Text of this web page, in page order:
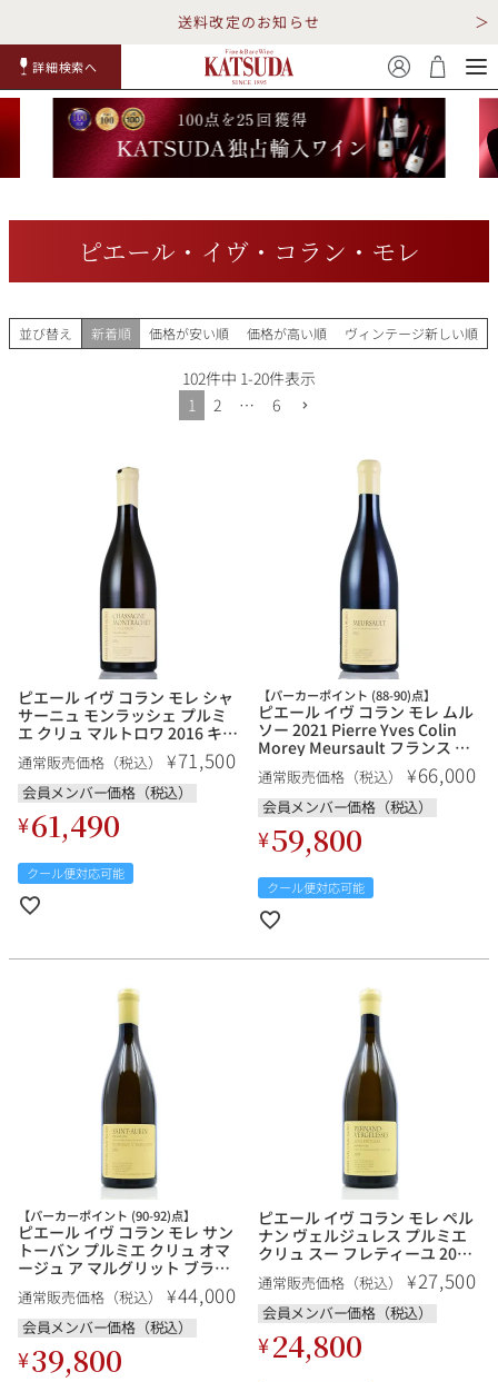
送料改定のお知らせ
詳細検索へ
白ワイ
ン ング ン
RP100
点
TOP 詳細検索する
勝田商店について
銘柄から探す
DRC ルロワ
サロン ルイ・ロデレール
オーパス・ワン
スクリーミング・
イーグル
生産地から探す
フランス ブルゴーニュ
ボルドー シャンパーニュ
ローヌ その他
その他
イタリア
チリ
種類で探す
赤ワイン
ロゼワイン
ワインセット
価格帯から探す
〜9,999円
10,000円〜39,999円
40,000円〜79,999円
お得な情報を受け取る
メルマガ LINE
ピエール・イヴ・コラン・モレ
並び替え 新着順 価格が安い順 価格が高い順 ヴィンテージ新しい順
102件中 1-20件表示
1
2 … 6
ピエール イヴ コラン モレ シャ
サーニュ モンラッシェ プルミ
エ クリュ マルトロワ 2016 キャ
ップシール不良 Pierre Yves
Colin Morey Chassagne
Montrachet 1er Cru Maltroie
フランス ブルゴーニュ 白ワイ
ン【ol】
通常販売価格（税込） ¥71,500
会員メンバー価格（税込）
¥61,490
クール便対応可能
【パーカーポイント (88-90)点】
ピエール イヴ コラン モレ ムル
ソー 2021 Pierre Yves Colin
Morey Meursault フランス ブ
ルゴーニュ 白ワイン
通常販売価格（税込） ¥66,000
会員メンバー価格（税込）
¥59,800
クール便対応可能
【パーカーポイント (90-92)点】
ピエール イヴ コラン モレ サン
トーバン プルミエ クリュ オマ
ージュ ア マルグリット ブラン
2019 サントーバン Pierre Yves
Colin Morey Saint Aubin 1er
Cru Hommage A Marguerite
Blanc フランス ブルゴーニュ 白
ワイン
通常販売価格（税込） ¥44,000
会員メンバー価格（税込）
¥39,800
ピエール イヴ コラン モレ ペル
ナン ヴェルジュレス プルミエ
クリュ スー フレティーユ 2018
Pierre Yves Colin Morey
Pernand Vergelesses 1er Cru
Sous Fretilles フランス ブルゴ
ーニュ 白ワイン
通常販売価格（税込） ¥27,500
会員メンバー価格（税込）
¥24,800